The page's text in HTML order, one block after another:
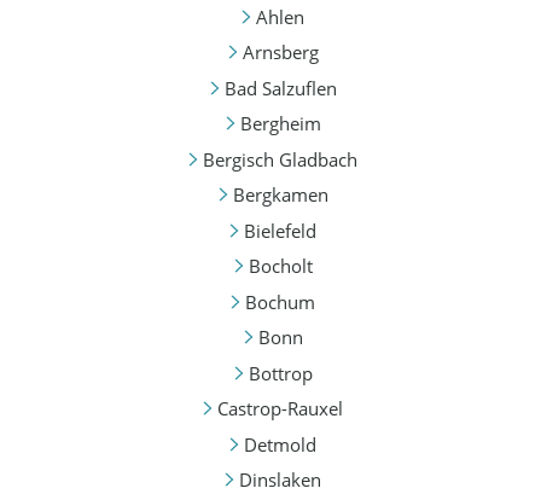
Ahlen
Arnsberg
Bad Salzuflen
Bergheim
Bergisch Gladbach
Bergkamen
Bielefeld
Bocholt
Bochum
Bonn
Bottrop
Castrop-Rauxel
Detmold
Dinslaken